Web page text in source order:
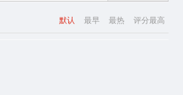
默认 最早 最热 评分最高